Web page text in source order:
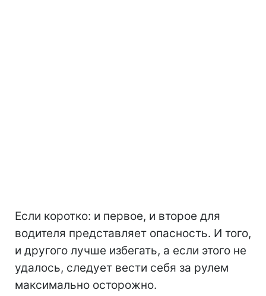
Если коротко: и первое, и второе для
водителя представляет опасность. И того,
и другого лучше избегать, а если этого не
удалось, следует вести себя за рулем
максимально осторожно.